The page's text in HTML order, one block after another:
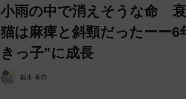
小雨の中で消えそうな命
猫は麻痺と斜頸だったーー6
きっ子”に成長
梨木 香奈